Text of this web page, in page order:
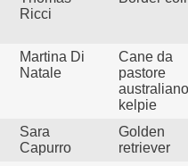
Ricci
Martina Di
Natale
Cane da
pastore
australiano
kelpie
Sara
Capurro
Golden
retriever